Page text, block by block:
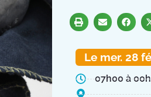
Le mer. 28
07h00 à